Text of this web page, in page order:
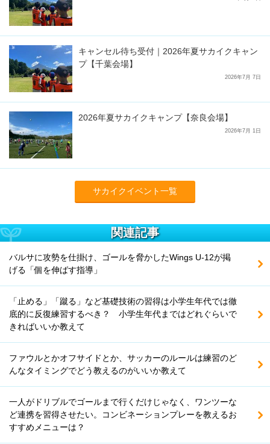
キャンセル待ち受付｜2026年夏サカイクキャン
プ【千葉会場】
2026年7月 7日
2026年夏サカイクキャンプ【奈良会場】
2026年7月 1日
サカイクイベント一覧
関連記事
バルサに攻勢を仕掛け、ゴールを脅かしたWings U-12が掲
げる「個を伸ばす指導」
「止める」「蹴る」など基礎技術の習得は小学生年代では徹
底的に反復練習するべき？ 小学生年代まではどれぐらいで
きればいいか教えて
ファウルとかオフサイドとか、サッカーのルールは練習のど
んなタイミングでどう教えるのがいいか教えて
一人がドリブルでゴールまで行くだけじゃなく、ワンツーな
ど連携を習得させたい。コンビネーションプレーを教えるお
すすめメニューは？